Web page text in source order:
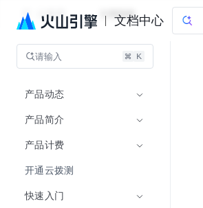
文档中心
云拨测 文档指南
请输入
产品动态
产品简介
产品计费
开通云拨测
快速入门